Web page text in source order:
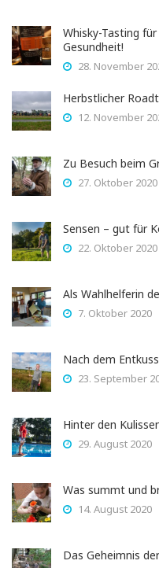
Whisky-Tasting
Gesundheit!
28. November
Herbstlicher
12. November
Zu Besuch beim
27. Oktober 2020
Sensen – gut für
22. Oktober 2020
Als Wahlhelferin
7. Oktober 2020
Nach dem
23. September
Hinter den
29. August 2020
Was summt und
14. August 2020
Das Geheimnis